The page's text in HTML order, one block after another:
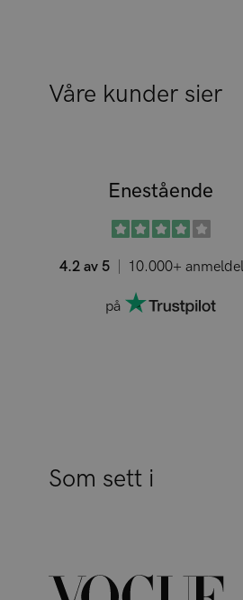
Våre kunder sier
Enestående
4.2 av 5 10.000+
på
Som sett i